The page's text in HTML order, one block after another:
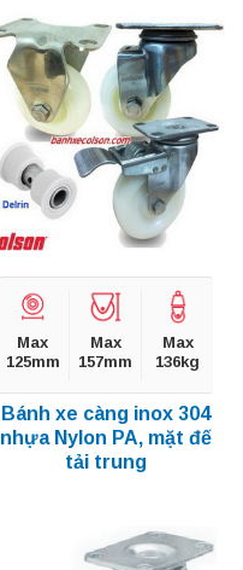
Max
125mm
Max
157mm
Max
136kg
Bánh xe càng inox 304
nhựa Nylon PA, mặt đế
tải trung